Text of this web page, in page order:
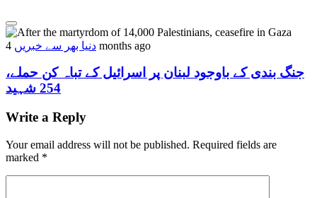
دنیا بھر سے خبریں 4 months ago
جنگ بندی کے باوجود لبنان پر اسرائیل کے تباہ کن حملے،
254 شہید
Write a Reply
Your email address will not be published. Required fields are
marked *